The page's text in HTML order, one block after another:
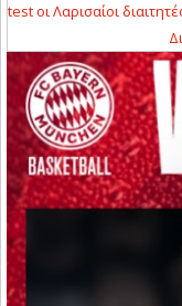
Λαρισαίοι διαιτητές Ά